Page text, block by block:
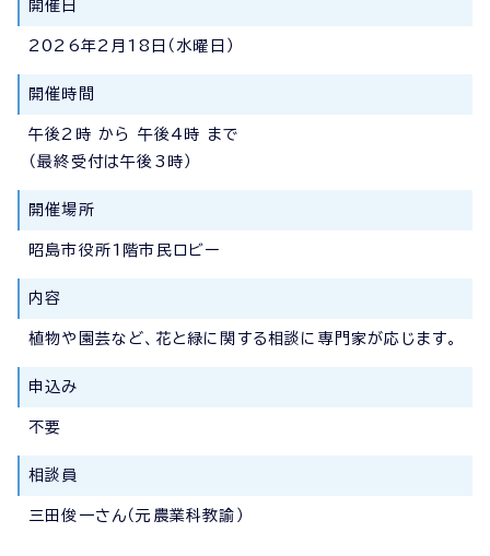
開催日
2026年2月18日（水曜日）
開催時間
午後2時 から 午後4時 まで
（最終受付は午後3時）
開催場所
昭島市役所1階市民ロビー
内容
植物や園芸など、花と緑に関する相談に専門家が応じます。
申込み
不要
相談員
三田俊一さん（元農業科教諭）